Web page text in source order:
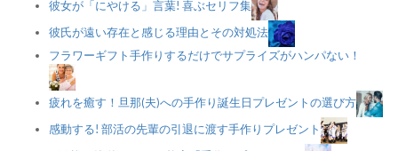
彼女が「にやける」言葉! 喜ぶセリフ集
彼氏が遠い存在と感じる理由とその対処法
フラワーギフト手作りするだけでサプライズがハンパない！
疲れを癒す！旦那(夫)への手作り誕生日プレゼントの選び方
感動する! 部活の先輩の引退に渡す手作りプレゼント